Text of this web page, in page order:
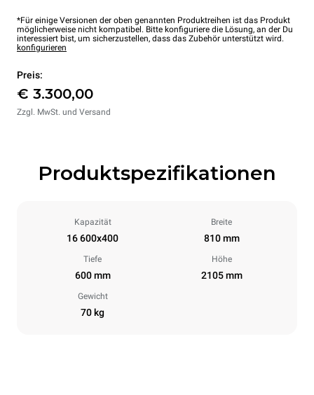
*Für einige Versionen der oben genannten Produktreihen ist das Produkt
möglicherweise nicht kompatibel. Bitte konfiguriere die Lösung, an der Du
interessiert bist, um sicherzustellen, dass das Zubehör unterstützt wird.
konfigurieren
Preis:
€ 3.300,00
Zzgl. MwSt. und Versand
Produktspezifikationen
Kapazität
16 600x400
Breite
810 mm
Tiefe
600 mm
Höhe
2105 mm
Gewicht
70 kg